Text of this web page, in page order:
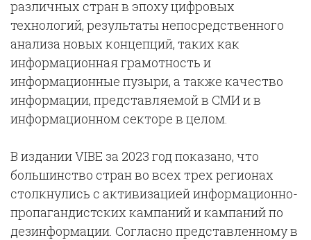
различных стран в эпоху цифровых
технологий, результаты непосредственного
анализа новых концепций, таких как
информационная грамотность и
информационные пузыри, а также качество
информации, представляемой в СМИ и в
информационном секторе в целом.
В издании VIBE за 2023 год показано, что
большинство стран во всех трех регионах
столкнулись с активизацией информационно-
пропагандистских кампаний и кампаний по
дезинформации. Согласно представленному в